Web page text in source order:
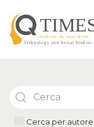
Cerca per autore